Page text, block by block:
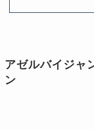
アゼルバイジャ
ン